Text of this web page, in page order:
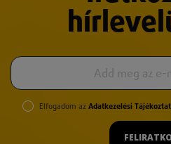
Elfogadom az Adatkezelési